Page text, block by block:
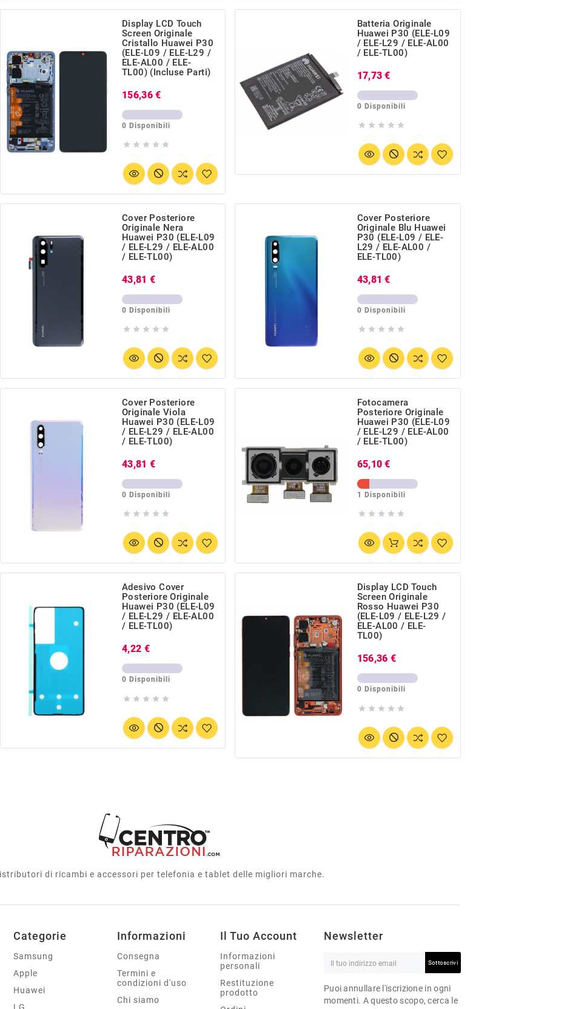
Display LCD Touch
Screen Originale
Cristallo Huawei P30
(ELE-L09 / ELE-L29 /
ELE-AL00 / ELE-
TL00) (incluse Parti)
156,36 €
0 Disponibili
    
Batteria Originale
Huawei P30 (ELE-L09
/ ELE-L29 / ELE-AL00
/ ELE-TL00)
17,73 €
0 Disponibili
    
Cover Posteriore
Originale Nera
Huawei P30 (ELE-L09
/ ELE-L29 / ELE-AL00
/ ELE-TL00)
43,81 €
0 Disponibili
    
Cover Posteriore
Originale Blu Huawei
P30 (ELE-L09 / ELE-
L29 / ELE-AL00 /
ELE-TL00)
43,81 €
0 Disponibili
    
Cover Posteriore
Originale Viola
Huawei P30 (ELE-L09
/ ELE-L29 / ELE-AL00
/ ELE-TL00)
43,81 €
0 Disponibili
    
Fotocamera
Posteriore Originale
Huawei P30 (ELE-L09
/ ELE-L29 / ELE-AL00
/ ELE-TL00)
65,10 €
1 Disponibili
    
Adesivo Cover
Posteriore Originale
Huawei P30 (ELE-L09
/ ELE-L29 / ELE-AL00
/ ELE-TL00)
4,22 €
0 Disponibili
    
Display LCD Touch
Screen Originale
Rosso Huawei P30
(ELE-L09 / ELE-L29 /
ELE-AL00 / ELE-
TL00)
156,36 €
0 Disponibili
    
di ricambi e accessori per telefonia e tablet delle migliori marche.
Categorie
Samsung
Apple
Huawei
LG
Informazioni
Consegna
Termini e
condizioni d'uso
Chi siamo
Il Tuo Account
Informazioni
personali
Restituzione
prodotto
Newsletter
Sottoscrivi
Puoi annullare l'iscrizione in ogni
momenti. A questo scopo, cerca le